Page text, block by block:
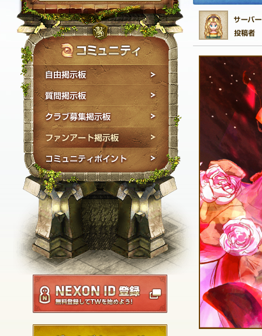
自由掲示板
質問掲示板
クラブ募集掲示板
ファンアート掲示板
コミュニティポイン
NEXON ID登録
ゲームダウンロード